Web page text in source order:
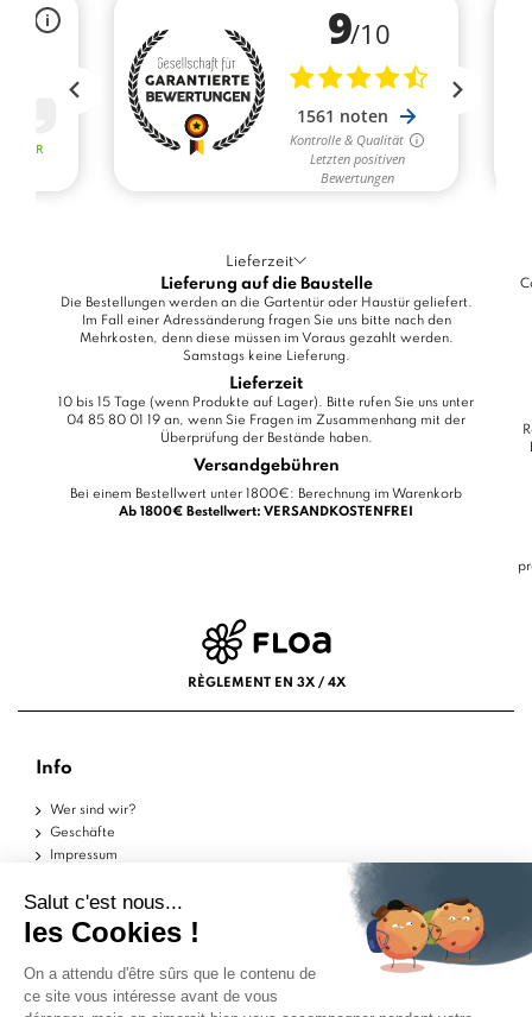
Lieferzeit
Lieferung auf die Baustelle
Die Bestellungen werden an die Gartentür oder Haustür geliefert.
Im Fall einer Adressänderung fragen Sie uns bitte nach den
Mehrkosten, denn diese müssen im Voraus gezahlt werden.
Samstags keine Lieferung.
Lieferzeit
10 bis 15 Tage (wenn Produkte auf Lager). Bitte rufen Sie uns unter
04 85 80 01 19 an, wenn Sie Fragen im Zusammenhang mit der
Überprüfung der Bestände haben.
Versandgebühren
Bei einem Bestellwert unter 1800€: Berechnung im Warenkorb
Ab 1800€ Bestellwert: VERSANDKOSTENFREI
RÈGLEMENT EN 3X / 4X
Info
Wer sind wir?
Geschäfte
Impressum
Datenschutzerklärung
Hilfe
Musterstücke
Lieferungen